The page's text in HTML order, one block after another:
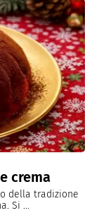
crema
della tradizione
Si ...